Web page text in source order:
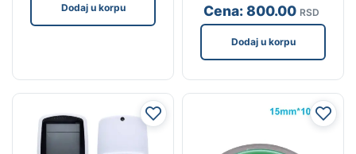
Dodaj u korpu Cena:800.00 RSD
Dodaj u korpu